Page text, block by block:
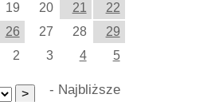
19 20 21
22
26 27 28
29
2 3 4 5
- Najbliższe